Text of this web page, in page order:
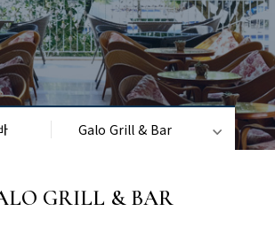
Galo Grill & Bar
GRILL & BAR